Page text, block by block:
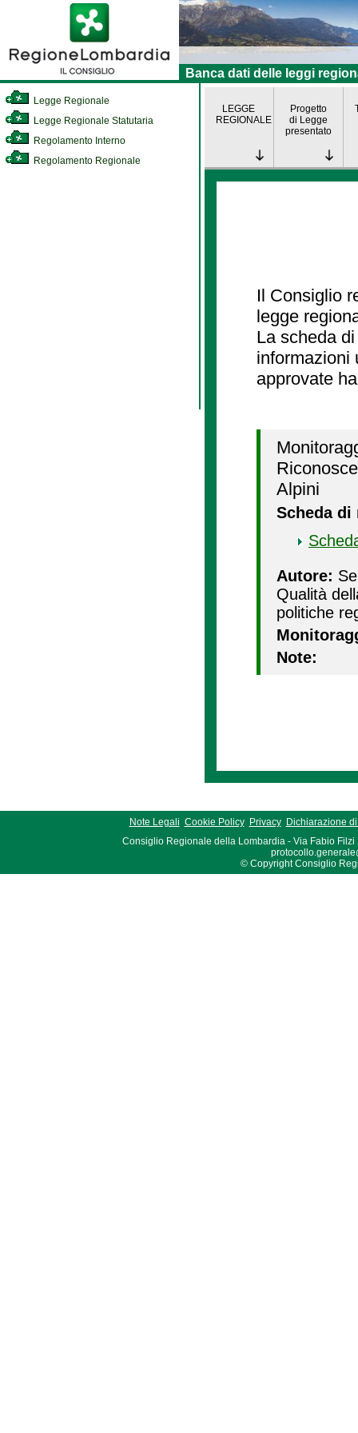
Banca dati delle leggi
Legge Regionale
Legge Regionale Statutaria
Regolamento Interno
Regolamento Regionale
LEGGE
REGIONALE
Progetto
di Legge
presentato
Il Consiglio
legge
La scheda
informazioni
approvate
Alpini
Scheda
Autore:
Qualità
politiche
Note:
Note Legali Cookie Policy Privacy
Dichiarazione
Consiglio Regionale della Lombardia - Via Fabio Filzi
© Copyright Consiglio